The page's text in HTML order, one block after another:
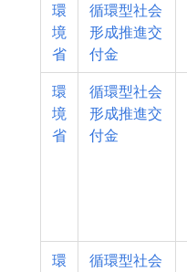
環
境
省
循環型社会
形成推進交
付金
環
境
省
循環型社会
形成推進交
付金
環
循環型社会